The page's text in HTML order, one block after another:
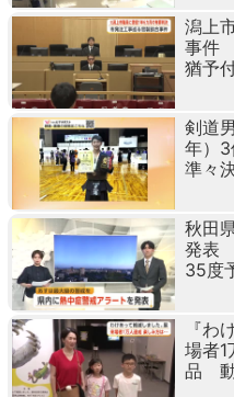
潟上
事件
猶予
剣道
年）
準々
秋田
発表
35度
『わ
場者
品 動